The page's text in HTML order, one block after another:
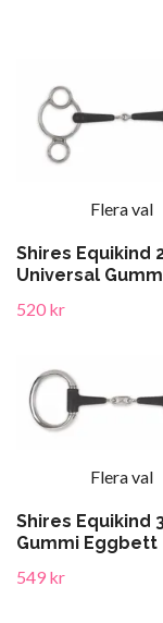
Flera val
Shires Equikind
Universal
520 kr
Flera val
Shires Equikind
Gummi Eggbett
549 kr